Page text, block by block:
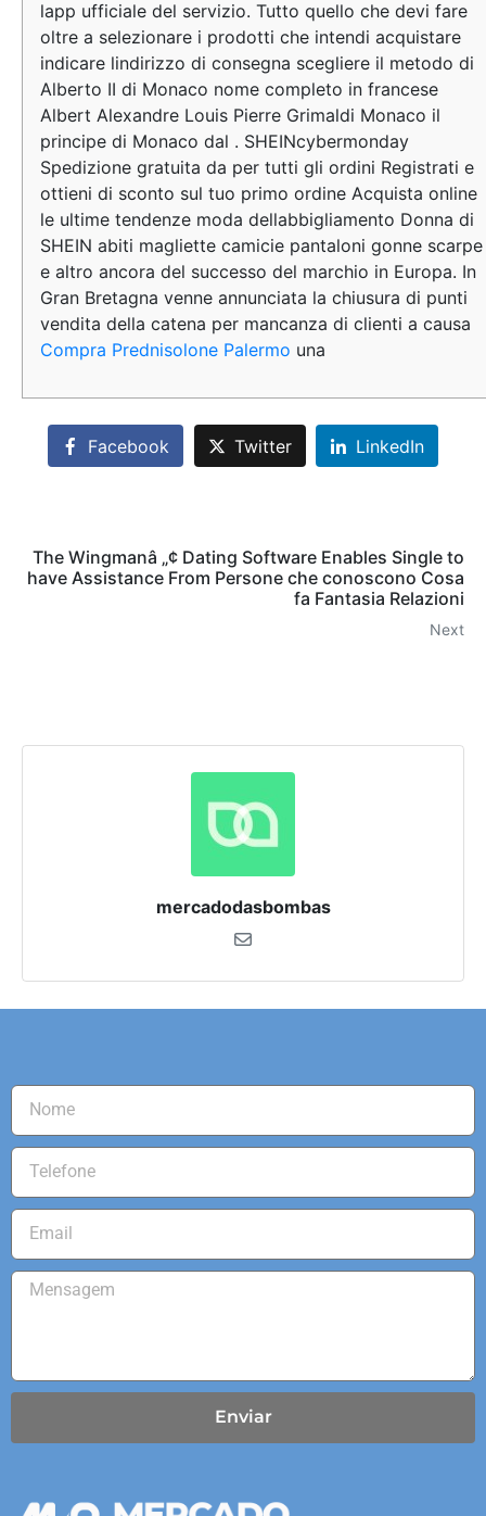
lapp ufficiale del servizio. Tutto quello che devi fare
oltre a selezionare i prodotti che intendi acquistare
indicare lindirizzo di consegna scegliere il metodo di
Alberto II di Monaco nome completo in francese
Albert Alexandre Louis Pierre Grimaldi Monaco il
principe di Monaco dal . SHEINcybermonday
Spedizione gratuita da per tutti gli ordini Registrati e
ottieni di sconto sul tuo primo ordine Acquista online
le ultime tendenze moda dellabbigliamento Donna di
SHEIN abiti magliette camicie pantaloni gonne scarpe
e altro ancora del successo del marchio in Europa. In
Gran Bretagna venne annunciata la chiusura di punti
vendita della catena per mancanza di clienti a causa
Compra Prednisolone Palermo una
Facebook Twitter LinkedIn
The Wingmanâ „¢ Dating Software Enables Single to
have Assistance From Persone che conoscono Cosa
fa Fantasia Relazioni
Next
mercadodasbombas
Enviar